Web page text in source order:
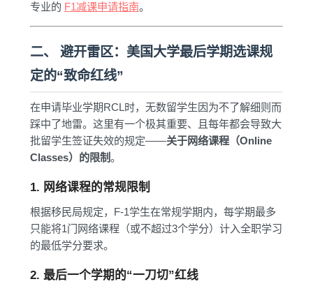
专业的 F1减课申请指南。
二、 避开雷区：美国大学最后学期选课规
定的“致命红线”
在申请毕业学期RCL时，无数留学生因为不了解细则而
踩中了地雷。这里有一个极其重要、且每年都会导致大
批留学生签证失效的规定——关于网络课程（Online
Classes）的限制。
1. 网络课程的常规限制
根据移民局规定，F-1学生在常规学期内，每学期最多
只能将1门网络课程（或不超过3个学分）计入全职学习
的最低学分要求。
2. 最后一个学期的“一刀切”红线